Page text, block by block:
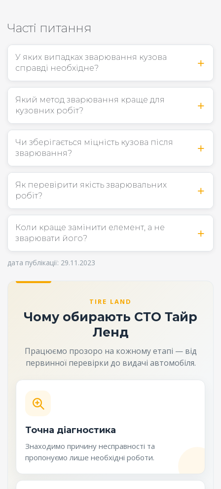
Часті питання
У яких випадках зварювання кузова
справді необхідне?
Який метод зварювання краще для
кузовних робіт?
Чи зберігається міцність кузова після
зварювання?
Як перевірити якість зварювальних
робіт?
Коли краще замінити елемент, а не
зварювати його?
дата публікації: 29.11.2023
TIRE LAND
Чому обирають СТО Тайр
Ленд
Працюємо прозоро на кожному етапі — від
первинної перевірки до видачі автомобіля.
Точна діагностика
Знаходимо причину несправності та
пропонуємо лише необхідні роботи.